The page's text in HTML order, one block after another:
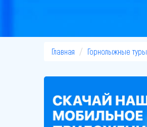
Главная Горнолыжные туры